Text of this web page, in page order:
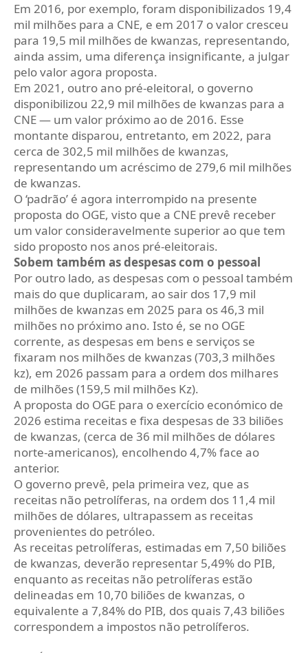
Em 2016, por exemplo, foram disponibilizados 19,4
mil milhões para a CNE, e em 2017 o valor cresceu
para 19,5 mil milhões de kwanzas, representando,
ainda assim, uma diferença insignificante, a julgar
pelo valor agora proposta.
Em 2021, outro ano pré-eleitoral, o governo
disponibilizou 22,9 mil milhões de kwanzas para a
CNE — um valor próximo ao de 2016. Esse
montante disparou, entretanto, em 2022, para
cerca de 302,5 mil milhões de kwanzas,
representando um acréscimo de 279,6 mil milhões
de kwanzas.
O ‘padrão’ é agora interrompido na presente
proposta do OGE, visto que a CNE prevê receber
um valor consideravelmente superior ao que tem
sido proposto nos anos pré-eleitorais.
Sobem também as despesas com o pessoal
Por outro lado, as despesas com o pessoal também
mais do que duplicaram, ao sair dos 17,9 mil
milhões de kwanzas em 2025 para os 46,3 mil
milhões no próximo ano. Isto é, se no OGE
corrente, as despesas em bens e serviços se
fixaram nos milhões de kwanzas (703,3 milhões
kz), em 2026 passam para a ordem dos milhares
de milhões (159,5 mil milhões Kz).
A proposta do OGE para o exercício económico de
2026 estima receitas e fixa despesas de 33 biliões
de kwanzas, (cerca de 36 mil milhões de dólares
norte-americanos), encolhendo 4,7% face ao
anterior.
O governo prevê, pela primeira vez, que as
receitas não petrolíferas, na ordem dos 11,4 mil
milhões de dólares, ultrapassem as receitas
provenientes do petróleo.
As receitas petrolíferas, estimadas em 7,50 biliões
de kwanzas, deverão representar 5,49% do PIB,
enquanto as receitas não petrolíferas estão
delineadas em 10,70 biliões de kwanzas, o
equivalente a 7,84% do PIB, dos quais 7,43 biliões
correspondem a impostos não petrolíferos.